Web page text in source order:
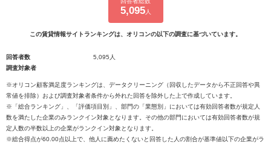
5,095人
この賃貸情報サイトランキングは、オリコンの以下の調査に基づいています。
回答者数
5,095人
調査対象者
※オリコン顧客満足度ランキングは、データクリーニング（回収したデータから不正回答や異
常値を排除）および調査対象者条件から外れた回答を除外した上で作成しています。
※「総合ランキング」、「評価項目別」、部門の「業態別」においては有効回答者数が規定人
数を満たした企業のみランクイン対象となります。その他の部門においては有効回答者数が規
定人数の半数以上の企業がランクイン対象となります。
※総合得点が60.00点以上で、他人に薦めたくないと回答した人の割合が基準値以下の企業がラ